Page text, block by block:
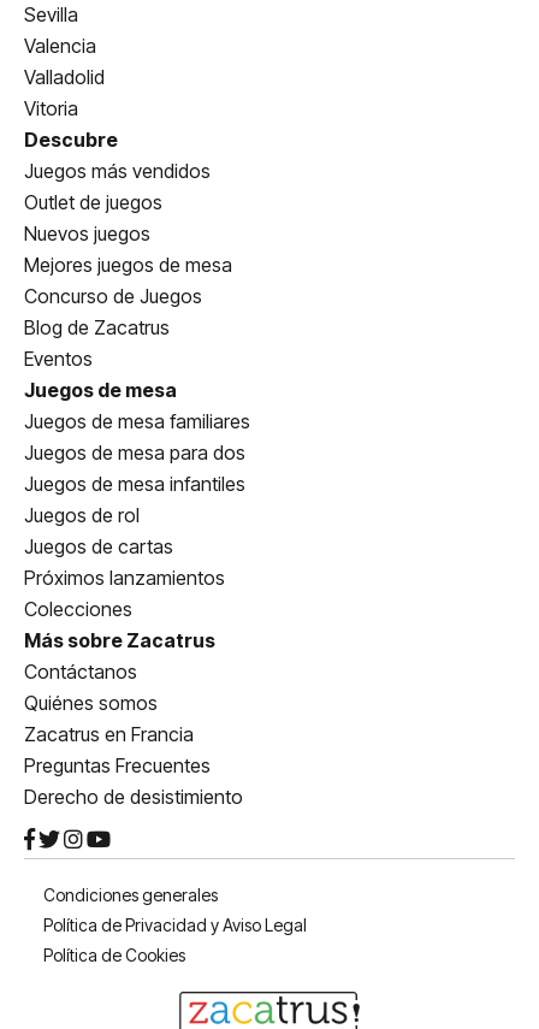
Sevilla
Valencia
Valladolid
Vitoria
Descubre
Juegos más vendidos
Outlet de juegos
Nuevos juegos
Mejores juegos de mesa
Concurso de Juegos
Blog de Zacatrus
Eventos
Juegos de mesa
Juegos de mesa familiares
Juegos de mesa para dos
Juegos de mesa infantiles
Juegos de rol
Juegos de cartas
Próximos lanzamientos
Colecciones
Más sobre Zacatrus
Contáctanos
Quiénes somos
Zacatrus en Francia
Preguntas Frecuentes
Derecho de desistimiento
Condiciones generales
Política de Privacidad y Aviso Legal
Política de Cookies